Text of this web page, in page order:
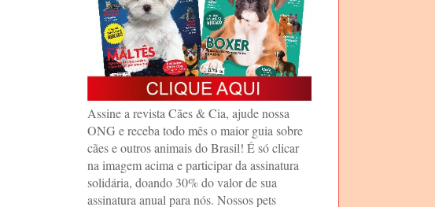
Assine a revista Cães & Cia, ajude nossa
ONG e receba todo mês o maior guia sobre
cães e outros animais do Brasil! É só clicar
na imagem acima e participar da assinatura
solidária, doando 30% do valor de sua
assinatura anual para nós. Nossos pets